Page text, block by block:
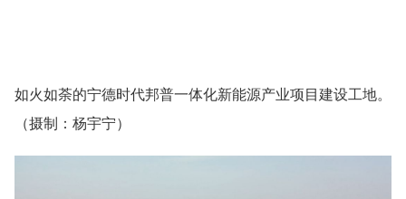
如火如荼的宁德时代邦普一体化新能源产业项目建设工地。
（摄制：杨宇宁）